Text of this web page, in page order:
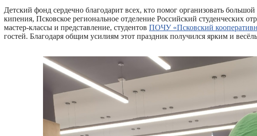
Детский фонд сердечно благодарит всех, кто помог организовать
кипения, Псковское региональное отделение Российский студенческих
мастер-классы и представление, студентов ПОЧУ «Псковский
гостей. Благодаря общим усилиям этот праздник получился ярким и